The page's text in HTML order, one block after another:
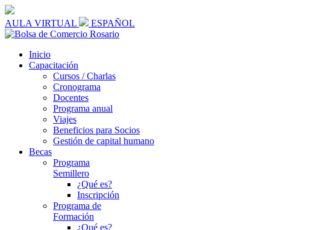
AULA VIRTUAL ESPAÑOL
Inicio
Capacitación
Cursos / Charlas
Cronograma
Docentes
Programa anual
Viajes
Beneficios para Socios
Gestión de capital humano
Becas
Programa
Semillero
¿Qué es?
Inscripción
Programa de
Formación
¿Qué es?